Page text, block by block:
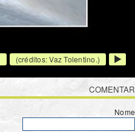
(créditos: Vaz Tolentino.)
>
COMENTAR
Nome